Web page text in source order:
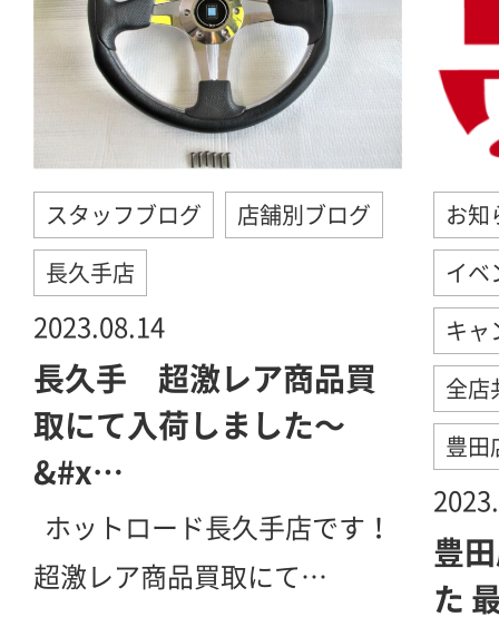
スタッフブログ 店舗別ブログ
長久手店
2023.08.14
長久手 超激レア商品買
取にて入荷しました〜
&#x…
ホットロード長久手店です！
超激レア商品買取にて…
お知
イベ
キャ
全店
豊田
豊
た